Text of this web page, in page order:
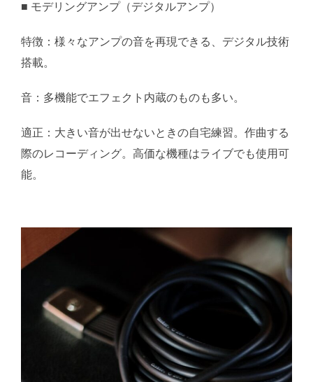
■ モデリングアンプ（デジタルアンプ）
特徴：様々なアンプの音を再現できる、デジタル技術
搭載。
音：多機能でエフェクト内蔵のものも多い。
適正：大きい音が出せないときの自宅練習。作曲する
際のレコーディング。高価な機種はライブでも使用可
能。